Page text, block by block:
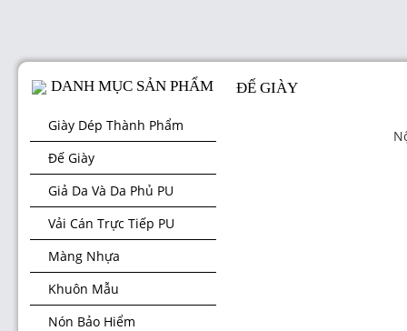
DANH MỤC SẢN PHẨM
Giày Dép Thành Phẩm
Đế Giày
Giả Da Và Da Phủ PU
Vải Cán Trực Tiếp PU
Màng Nhựa
Khuôn Mẫu
Nón Bảo Hiểm
ĐẾ GIÀY